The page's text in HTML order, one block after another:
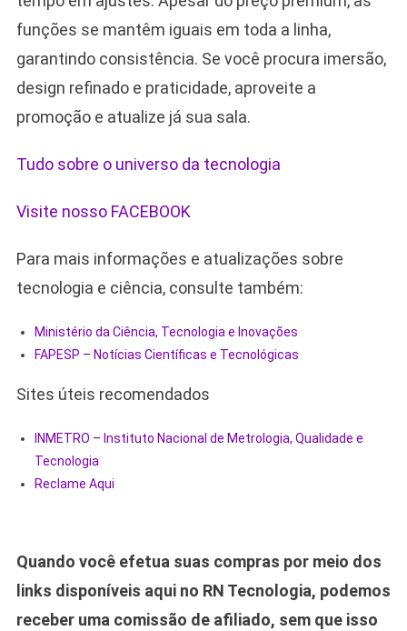
funções se mantêm iguais em toda a linha,
garantindo consistência. Se você procura imersão,
design refinado e praticidade, aproveite a
promoção e atualize já sua sala.
Tudo sobre o universo da tecnologia
Visite nosso FACEBOOK
Para mais informações e atualizações sobre
tecnologia e ciência, consulte também:
Ministério da Ciência, Tecnologia e Inovações
FAPESP – Notícias Científicas e Tecnológicas
Sites úteis recomendados
INMETRO – Instituto Nacional de Metrologia, Qualidade e
Tecnologia
Reclame Aqui
Quando você efetua suas compras por meio dos
links disponíveis aqui no RN Tecnologia, podemos
receber uma comissão de afiliado, sem que isso